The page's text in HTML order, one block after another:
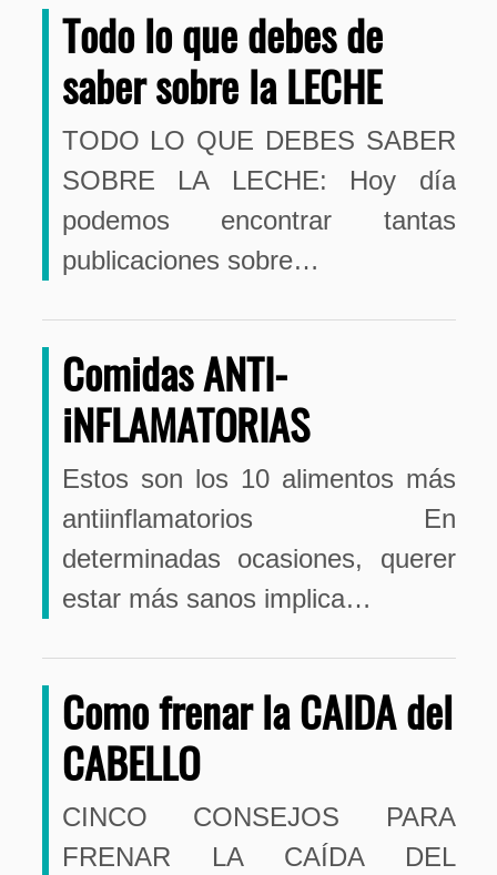
Todo lo que debes de
saber sobre la LECHE
TODO LO QUE DEBES SABER
SOBRE LA LECHE: Hoy día
podemos encontrar tantas
publicaciones sobre…
Comidas ANTI-
iNFLAMATORIAS
Estos son los 10 alimentos más
antiinflamatorios En
determinadas ocasiones, querer
estar más sanos implica…
Como frenar la CAIDA del
CABELLO
CINCO CONSEJOS PARA
FRENAR LA CAÍDA DEL